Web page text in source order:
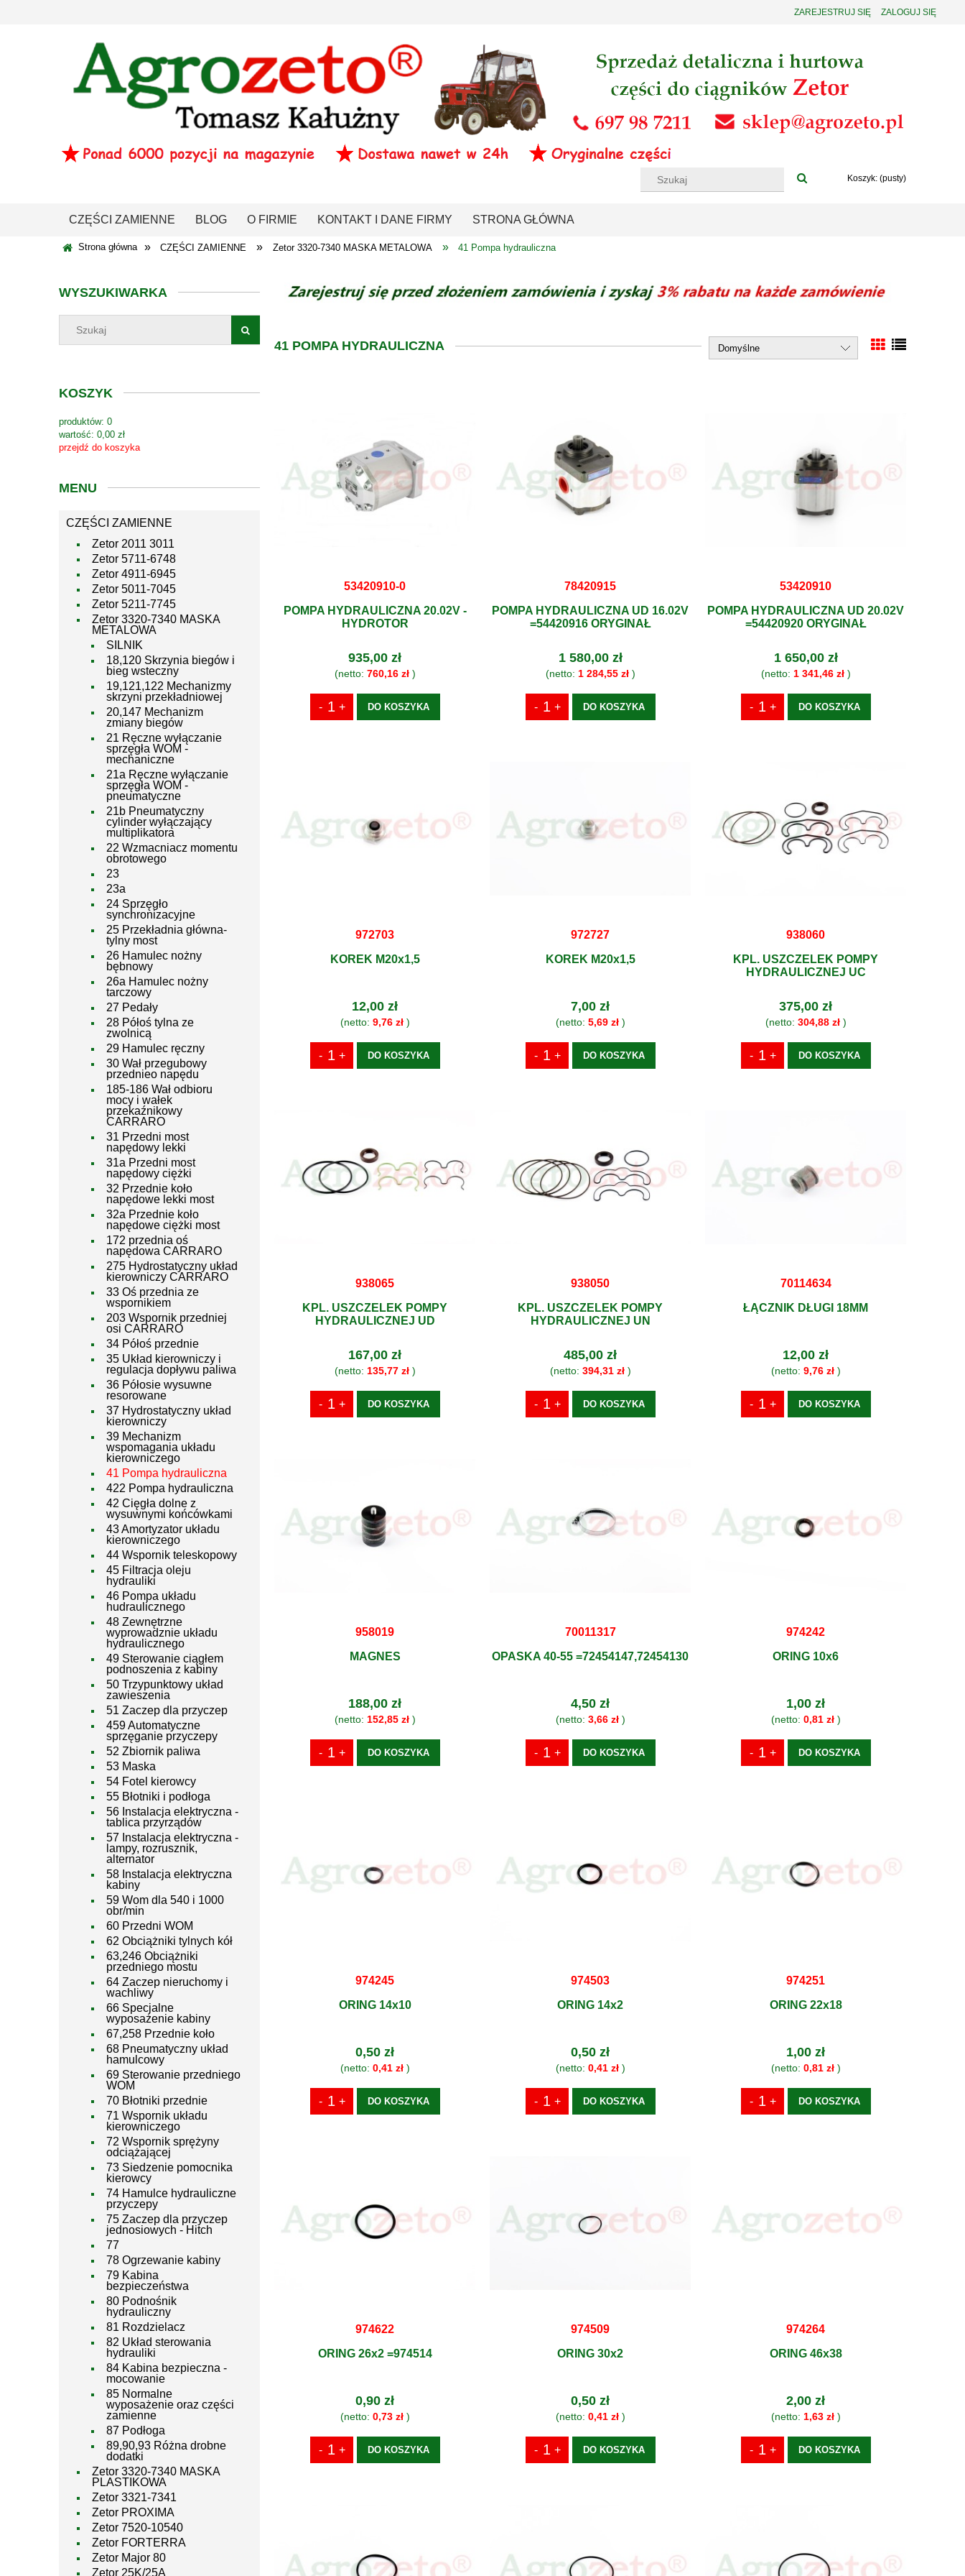
ZAREJESTRUJ SIĘ ZALOGUJ SIĘ
Koszyk: (pusty)
CZĘŚCI ZAMIENNE BLOG O FIRMIE KONTAKT I DANE FIRMY STRONA GŁÓWNA
Strona główna » CZĘŚCI ZAMIENNE » Zetor 3320-7340 MASKA METALOWA » 41 Pompa hydrauliczna
WYSZUKIWARKA
KOSZYK
produktów: 0
wartość: 0,00 zł
przejdź do koszyka
MENU
CZĘŚCI ZAMIENNE
Zetor 2011 3011
Zetor 5711-6748
Zetor 4911-6945
Zetor 5011-7045
Zetor 5211-7745
Zetor 3320-7340 MASKA
METALOWA
SILNIK
18,120 Skrzynia biegów i
bieg wsteczny
19,121,122 Mechanizmy
skrzyni przekładniowej
20,147 Mechanizm
zmiany biegów
21 Ręczne wyłączanie
sprzęgła WOM -
mechaniczne
21a Ręczne wyłączanie
sprzęgła WOM -
pneumatyczne
21b Pneumatyczny
cylinder wyłączający
multiplikatora
22 Wzmacniacz momentu
obrotowego
23
23a
24 Sprzęgło
synchronizacyjne
25 Przekładnia główna-
tylny most
26 Hamulec nożny
bębnowy
26a Hamulec nożny
tarczowy
27 Pedały
28 Półoś tylna ze
zwolnicą
29 Hamulec ręczny
30 Wał przegubowy
przednieo napędu
185-186 Wał odbioru
mocy i wałek
przekaźnikowy
CARRARO
31 Przedni most
napędowy lekki
31a Przedni most
napędowy ciężki
32 Przednie koło
napędowe lekki most
32a Przednie koło
napędowe ciężki most
172 przednia oś
napędowa CARRARO
275 Hydrostatyczny układ
kierowniczy CARRARO
33 Oś przednia ze
wspornikiem
203 Wspornik przedniej
osi CARRARO
34 Półoś przednie
35 Układ kierowniczy i
regulacja dopływu paliwa
36 Półosie wysuwne
resorowane
37 Hydrostatyczny układ
kierowniczy
39 Mechanizm
wspomagania układu
kierowniczego
41 Pompa hydrauliczna
422 Pompa hydrauliczna
42 Cięgła dolne z
wysuwnymi końcówkami
43 Amortyzator układu
kierowniczego
44 Wspornik teleskopowy
45 Filtracja oleju
hydrauliki
46 Pompa układu
hudraulicznego
48 Zewnętrzne
wyprowadznie układu
hydraulicznego
49 Sterowanie ciągłem
podnoszenia z kabiny
50 Trzypunktowy układ
zawieszenia
51 Zaczep dla przyczep
459 Automatyczne
sprzęganie przyczepy
52 Zbiornik paliwa
53 Maska
54 Fotel kierowcy
55 Błotniki i podłoga
56 Instalacja elektryczna -
tablica przyrządów
57 Instalacja elektryczna -
lampy, rozrusznik,
alternator
58 Instalacja elektryczna
kabiny
59 Wom dla 540 i 1000
obr/min
60 Przedni WOM
62 Obciążniki tylnych kół
63,246 Obciążniki
przedniego mostu
64 Zaczep nieruchomy i
wachliwy
66 Specjalne
wyposażenie kabiny
67,258 Przednie koło
68 Pneumatyczny układ
hamulcowy
69 Sterowanie przedniego
WOM
70 Błotniki przednie
71 Wspornik układu
kierowniczego
72 Wspornik sprężyny
odciążającej
73 Siedzenie pomocnika
kierowcy
74 Hamulce hydrauliczne
przyczepy
75 Zaczep dla przyczep
jednosiowych - Hitch
77
78 Ogrzewanie kabiny
79 Kabina
bezpieczeństwa
80 Podnośnik
hydrauliczny
81 Rozdzielacz
82 Układ sterowania
hydrauliki
84 Kabina bezpieczna -
mocowanie
85 Normalne
wyposażenie oraz części
zamienne
87 Podłoga
89,90,93 Różna drobne
dodatki
Zetor 3320-7340 MASKA
PLASTIKOWA
Zetor 3321-7341
Zetor PROXIMA
Zetor 7520-10540
Zetor FORTERRA
Zetor Major 80
Zetor 25K/25A
41 POMPA HYDRAULICZNA
53420910-0
POMPA HYDRAULICZNA 20.02V -
HYDROTOR
935,00 zł
(netto: 760,16 zł)
DO KOSZYKA
78420915
POMPA HYDRAULICZNA UD 16.02V
=54420916 ORYGINAŁ
1 580,00 zł
(netto: 1 284,55 zł)
DO KOSZYKA
53420910
POMPA HYDRAULICZNA UD 20.02V
=54420920 ORYGINAŁ
1 650,00 zł
(netto: 1 341,46 zł)
DO KOSZYKA
972703
KOREK M20x1,5
12,00 zł
(netto: 9,76 zł)
DO KOSZYKA
972727
KOREK M20x1,5
7,00 zł
(netto: 5,69 zł)
DO KOSZYKA
938060
KPL. USZCZELEK POMPY
HYDRAULICZNEJ UC
375,00 zł
(netto: 304,88 zł)
DO KOSZYKA
938065
KPL. USZCZELEK POMPY
HYDRAULICZNEJ UD
167,00 zł
(netto: 135,77 zł)
DO KOSZYKA
938050
KPL. USZCZELEK POMPY
HYDRAULICZNEJ UN
485,00 zł
(netto: 394,31 zł)
DO KOSZYKA
70114634
ŁĄCZNIK DŁUGI 18MM
12,00 zł
(netto: 9,76 zł)
DO KOSZYKA
958019
MAGNES
188,00 zł
(netto: 152,85 zł)
DO KOSZYKA
70011317
OPASKA 40-55 =72454147,72454130
4,50 zł
(netto: 3,66 zł)
DO KOSZYKA
974242
ORING 10x6
1,00 zł
(netto: 0,81 zł)
DO KOSZYKA
974245
ORING 14x10
0,50 zł
(netto: 0,41 zł)
DO KOSZYKA
974503
ORING 14x2
0,50 zł
(netto: 0,41 zł)
DO KOSZYKA
974251
ORING 22x18
1,00 zł
(netto: 0,81 zł)
DO KOSZYKA
974622
ORING 26x2 =974514
0,90 zł
(netto: 0,73 zł)
DO KOSZYKA
974509
ORING 30x2
0,50 zł
(netto: 0,41 zł)
DO KOSZYKA
974264
ORING 46x38
2,00 zł
(netto: 1,63 zł)
DO KOSZYKA